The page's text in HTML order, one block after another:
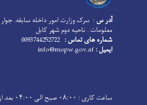
آدر س : سرک وزارت امور داخله سابقه. جوار
معلومات . ناحیه دوم شهر کابل
شماره های تماس : 0093744252722
ایمیل :
ساعت